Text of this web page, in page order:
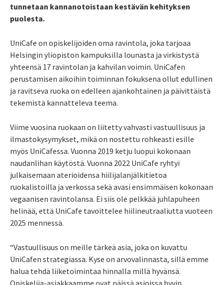
tunnetaan kannanotoistaan kestävän kehityksen
puolesta.
UniCafe on opiskelijoiden oma ravintola, joka tarjoaa
Helsingin yliopiston kampuksilla lounasta ja virkistystä
yhteensä 17 ravintolan ja kahvilan voimin. UniCafen
perustamisen aikoihin toiminnan fokuksena ollut edullinen
ja ravitseva ruoka on edelleen ajankohtainen ja päivittäistä
tekemistä kannatteleva teema.
Viime vuosina ruokaan on liitetty vahvasti vastuullisuus ja
ilmastokysymykset, mikä on nostettu rohkeasti esille
myös UniCafessa. Vuonna 2019 ketju luopui kokonaan
naudanlihan käytöstä. Vuonna 2022 UniCafe ryhtyi
julkaisemaan aterioidensa hiilijalanjälkitietoa
ruokalistoilla ja verkossa sekä avasi ensimmäisen kokonaan
vegaanisen ravintolansa. Ei siis ole pelkkää juhlapuheen
helinää, että UniCafe tavoittelee hiilineutraaliutta vuoteen
2025 mennessä.
“Vastuullisuus on meille tärkeä asia, joka on kuvattu
UniCafen strategiassa. Kyse on arvovalinnasta, sillä emme
halua tehdä liiketoimintaa hinnalla millä hyvänsä.
Opiskelija-asiakkaamme ovat näissä asioissa hyvin